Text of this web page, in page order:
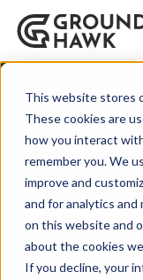
This website stores
These cookies are
how you interact
remember you. We
improve and
and for analytics
on this website and
about the cookies
If you decline, your
off fra